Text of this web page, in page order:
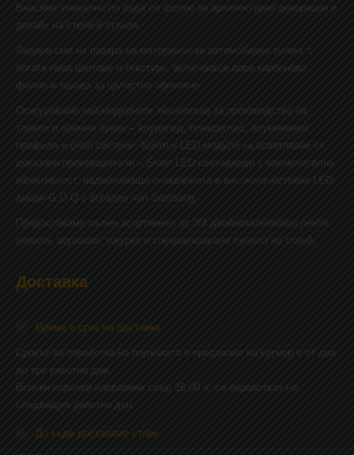
Внасяме уникално по рода си фолио за архитектурни декорации и
дизайн на стени и стъкла.
Лидери сме на пазара на материали за автомобилен тунинг с
богата гама цветове и текстури, включващи дори карбоново
фолио и такова за цялостно облепяне.
Осигуряваме най-модерните технологии за производство на
табели и обемни букви – алурапид, плексиглас, алуминиеви
профили и снап системи. Както и LED модули за осветяване от
доказани производители – Sloan LED светодиоди с изключителна
ефективност, надминаваща очакванията и висококачествени LED
диоди G.O.Q с вграден чип Samsung.
Предоставяме пълен асортимент от 3М двойнозалепващи ленти,
лепила, абразиви, шкурки и специализирани лепила на спрей.
Доставка
Време и срок на доставка
Срокът за обработка на поръчката и предаване на куриер е от два
до три работни дни.
Всички поръчки направени след 16:00 ч. се обработват на
следващия работен ден.
До къде доставяме стоки